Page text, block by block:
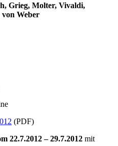
Grieg, Molter, Vivaldi,
Weber
(PDF)
22.7.2012 – 29.7.2012 mit